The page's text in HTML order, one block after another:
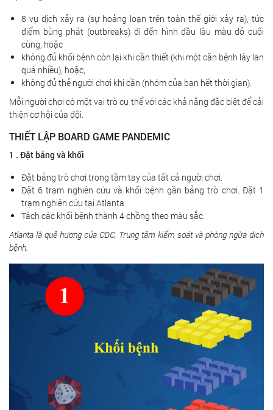
8 vụ dịch xảy ra (sự hoảng loạn trên toàn thế giới xảy ra), tức
điểm bùng phát (outbreaks) đi đến hình đầu lâu màu đỏ cuối
cùng, hoặc
không đủ khối bệnh còn lại khi cần thiết (khi một căn bệnh lây lan
quá nhiều), hoặc,
không đủ thẻ người chơi khi cần (nhóm của bạn hết thời gian).
Mỗi người chơi có một vai trò cụ thể với các khả năng đặc biệt để cải
thiện cơ hội của đội.
THIẾT LẬP BOARD GAME PANDEMIC
1 . Đặt bảng và khối
Đặt bảng trò chơi trong tầm tay của tất cả người chơi.
Đặt 6 trạm nghiên cứu và khối bệnh gần bảng trò chơi. Đặt 1
trạm nghiên cứu tại Atlanta.
Tách các khối bệnh thành 4 chồng theo màu sắc.
Atlanta là quê hương của CDC, Trung tâm kiểm soát và phòng ngừa dịch
bệnh.